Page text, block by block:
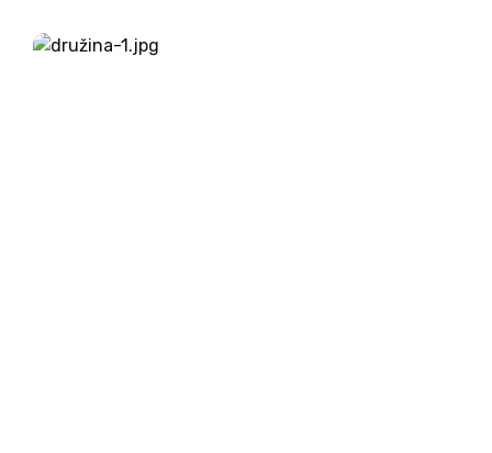
primernega razumevanja trajnosti in predanosti,
piše Catholic News Agency. Pari večinoma ne...